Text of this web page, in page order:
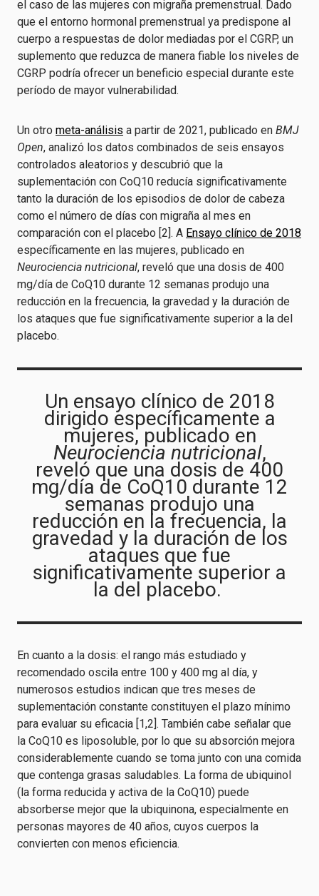
el caso de las mujeres con migraña premenstrual. Dado
que el entorno hormonal premenstrual ya predispone al
cuerpo a respuestas de dolor mediadas por el CGRP, un
suplemento que reduzca de manera fiable los niveles de
CGRP podría ofrecer un beneficio especial durante este
período de mayor vulnerabilidad.
Un otro meta-análisis a partir de 2021, publicado en BMJ
Open, analizó los datos combinados de seis ensayos
controlados aleatorios y descubrió que la
suplementación con CoQ10 reducía significativamente
tanto la duración de los episodios de dolor de cabeza
como el número de días con migraña al mes en
comparación con el placebo [2]. A Ensayo clínico de 2018
específicamente en las mujeres, publicado en
Neurociencia nutricional, reveló que una dosis de 400
mg/día de CoQ10 durante 12 semanas produjo una
reducción en la frecuencia, la gravedad y la duración de
los ataques que fue significativamente superior a la del
placebo.
Un ensayo clínico de 2018
dirigido específicamente a
mujeres, publicado en
Neurociencia nutricional,
reveló que una dosis de 400
mg/día de CoQ10 durante 12
semanas produjo una
reducción en la frecuencia, la
gravedad y la duración de los
ataques que fue
significativamente superior a
la del placebo.
En cuanto a la dosis: el rango más estudiado y
recomendado oscila entre 100 y 400 mg al día, y
numerosos estudios indican que tres meses de
suplementación constante constituyen el plazo mínimo
para evaluar su eficacia [1,2]. También cabe señalar que
la CoQ10 es liposoluble, por lo que su absorción mejora
considerablemente cuando se toma junto con una comida
que contenga grasas saludables. La forma de ubiquinol
(la forma reducida y activa de la CoQ10) puede
absorberse mejor que la ubiquinona, especialmente en
personas mayores de 40 años, cuyos cuerpos la
convierten con menos eficiencia.